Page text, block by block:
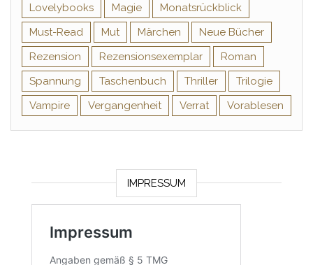
Lovelybooks
Magie
Monatsrückblick
Must-Read
Mut Märchen
Neue Bücher
Rezension
Rezensionsexemplar
Roman
Spannung
Taschenbuch Thriller
Trilogie
Vampire
Vergangenheit Verrat Vorablesen
IMPRESSUM